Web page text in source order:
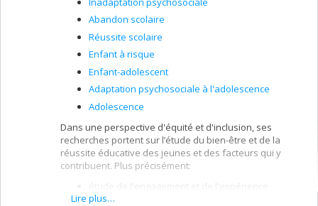
Abandon scolaire
Réussite scolaire
Enfant à risque
Enfant-adolescent
Adaptation psychosociale à l'adolescence
Adolescence
Dans une perspective d'équité et d'inclusion, ses
recherches portent sur l’étude du bien-être et de la
réussite éducative des jeunes et des facteurs qui y
contribuent. Plus précisément:
étude de l'engagement et de l'expérience
scolaire des jeunes aux prises avec différents
Lire plus…